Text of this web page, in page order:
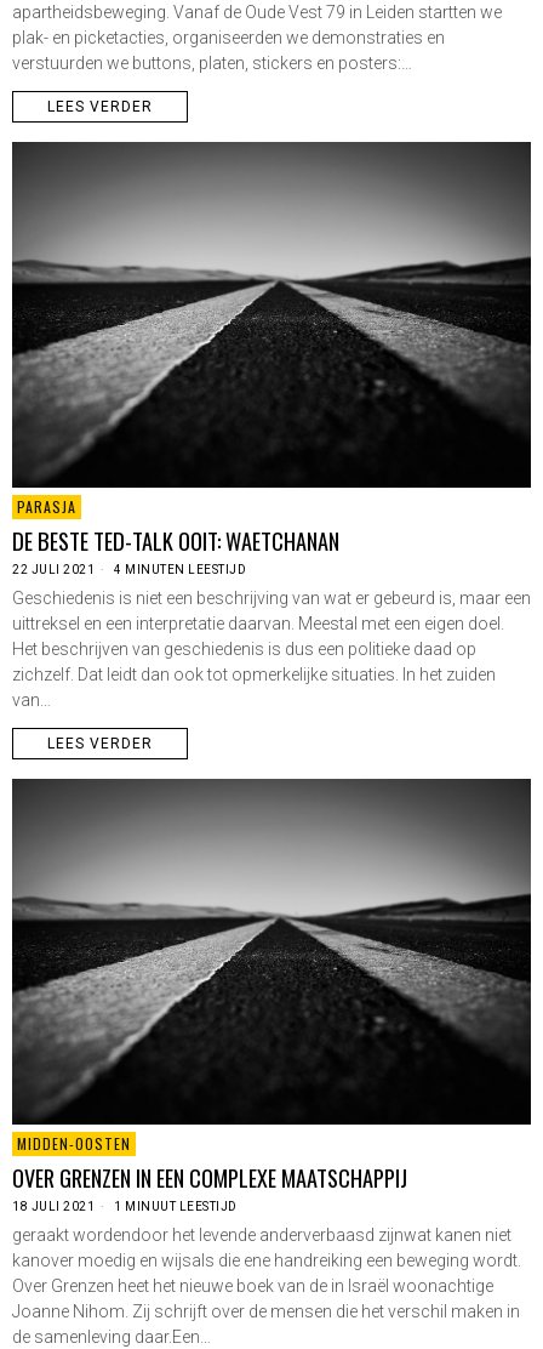
apartheidsbeweging. Vanaf de Oude Vest 79 in Leiden startten we
plak- en picketacties, organiseerden we demonstraties en
verstuurden we buttons, platen, stickers en posters:…
LEES VERDER
PARASJA
DE BESTE TED-TALK OOIT: WAETCHANAN
22 JULI 2021 4 MINUTEN LEESTIJD
Geschiedenis is niet een beschrijving van wat er gebeurd is, maar een
uittreksel en een interpretatie daarvan. Meestal met een eigen doel.
Het beschrijven van geschiedenis is dus een politieke daad op
zichzelf. Dat leidt dan ook tot opmerkelijke situaties. In het zuiden
van…
LEES VERDER
MIDDEN-OOSTEN
OVER GRENZEN IN EEN COMPLEXE MAATSCHAPPIJ
18 JULI 2021 1 MINUUT LEESTIJD
geraakt wordendoor het levende anderverbaasd zijnwat kanen niet
kanover moedig en wijsals die ene handreiking een beweging wordt.
Over Grenzen heet het nieuwe boek van de in Israël woonachtige
Joanne Nihom. Zij schrijft over de mensen die het verschil maken in
de samenleving daar.Een…